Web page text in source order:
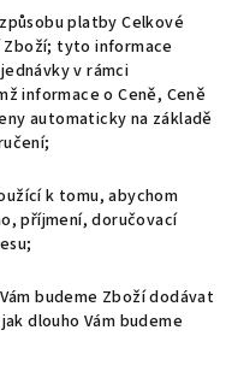
platby Celkové
Zboží; tyto informace
v rámci
informace o Ceně, Ceně
automaticky na základě
k tomu, abychom
příjmení, doručovací
budeme Zboží dodávat
dlouho Vám budeme